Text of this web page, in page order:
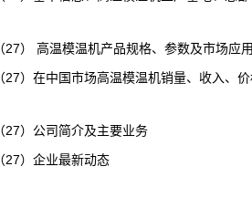
高温模温机产品规格、参数及市场应
中国市场高温模温机销量、收入、价
公司简介及主要业务
企业最新动态